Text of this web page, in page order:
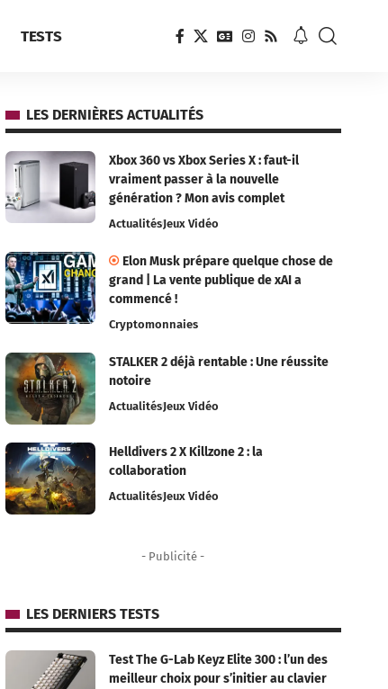
TESTS
LES DERNIÈRES ACTUALITÉS
Xbox 360 vs Xbox Series X : faut-il
vraiment passer à la nouvelle
génération ? Mon avis complet
ActualitésJeux Vidéo
Elon Musk prépare quelque chose de
grand | La vente publique de xAI a
commencé !
Cryptomonnaies
STALKER 2 déjà rentable : Une réussite
notoire
ActualitésJeux Vidéo
Helldivers 2 X Killzone 2 : la
collaboration
ActualitésJeux Vidéo
- Publicité -
LES DERNIERS TESTS
Test The G-Lab Keyz Elite 300 : l’un des
meilleur choix pour s’initier au clavier